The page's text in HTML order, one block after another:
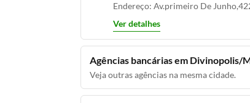
Endereço: Av.primeiro De
Ver detalhes
Agências bancárias em Divinopolis/
Veja outras agências na mesma cidade.